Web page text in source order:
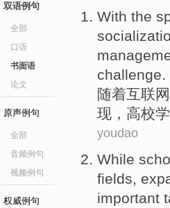
双语例句
全部
口语
书面语
论文
原声例句
全部
音频例句
视频例句
权威例句
With the
challenge.
随着互联网
现， 高校
youdao
While
fields,
important